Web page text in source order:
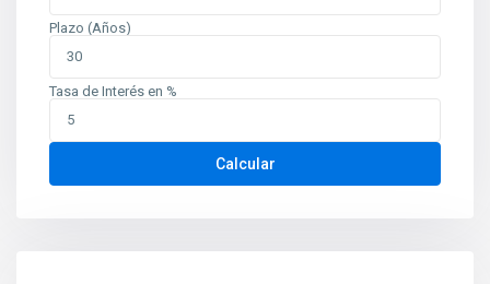
Plazo (Años)
Tasa de Interés en %
Calcular
Contáctenos
Planes de Altamira, del TipTop 250m al oeste. Edificio Mina
oficina 6